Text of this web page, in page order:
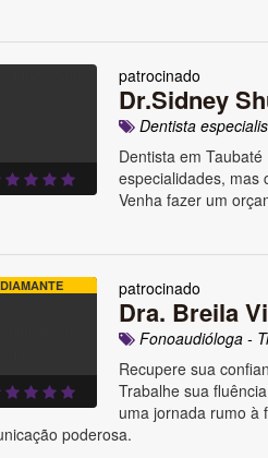
patrocinado
Dr.Sidney
Dentista
Dentista em
especialidades, mas
Venha fazer um
DIAMANTE patrocinado
Dra. Breila
Fonoaudióloga -
Recupere sua
Trabalhe sua
uma jornada rumo à
poderosa.